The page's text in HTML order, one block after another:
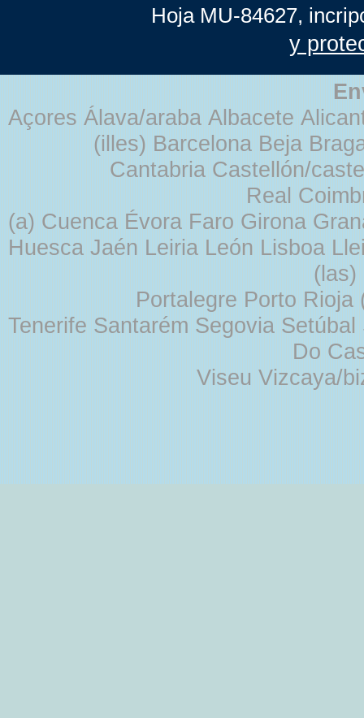
Hoja MU-84627,
y
Açores Álava/araba Albacete
(illes) Barcelona Beja
Cantabria Castellón/
Real
(a) Cuenca Évora Faro Girona
Huesca Jaén Leiria León Lisboa
Portalegre Porto
Tenerife Santarém Segovia
Do
Viseu Vizcaya/